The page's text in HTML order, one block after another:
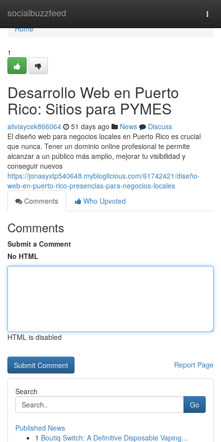
socialbuzzfeed
Home
Home
1
Desarrollo Web en Puerto
Rico: Sitios para PYMES
aliviaycek866064 51 days ago News
Discuss
El diseño web para negocios locales en Puerto Rico es crucial
que nunca. Tener un dominio online profesional te permite
alcanzar a un público más amplio, mejorar tu visibilidad y
conseguir nuevos
https://jonasyxtp540648.mybloglicious.com/61742421/diseño-
web-en-puerto-rico-presencias-para-negocios-locales
Comments
Who Upvoted
Comments
Submit a Comment
No HTML
HTML is disabled
Report Page
Search
Go
Published News
1 Boutiq Switch: A Definitive Disposable Vaping...